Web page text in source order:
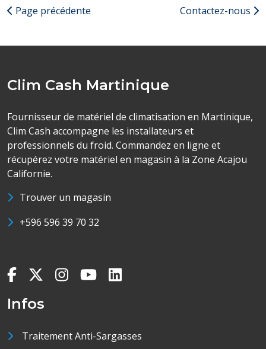
Page précédente Contactez-nous
Clim Cash Martinique
Fournisseur de matériel de climatisation en Martinique,
Clim Cash accompagne les installateurs et
professionnels du froid. Commandez en ligne et
récupérez votre matériel en magasin à la Zone Acajou
Californie.
Trouver un magasin
+596 596 39 70 32
Infos
Traitement Anti-Sargasses